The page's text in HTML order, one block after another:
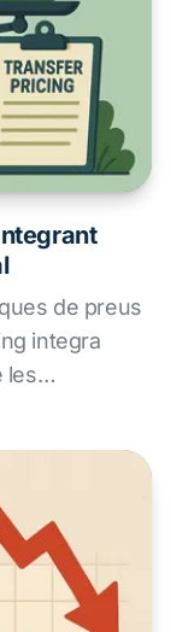
de preus
integra
les
garantir